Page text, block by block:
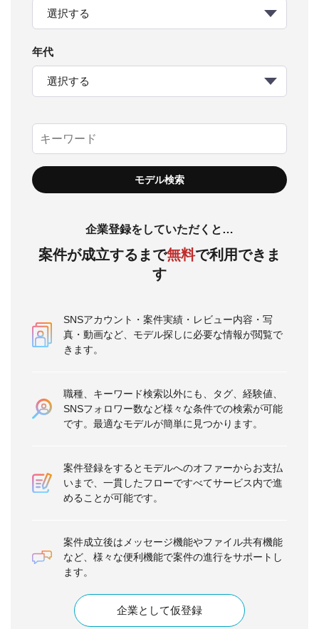
選択する
年代
選択する
企業登録をしていただくと…
案件が成立するまで無料で利用できま
す
SNSアカウント・案件実績・レビュー内容・写
真・動画など、モデル探しに必要な情報が閲覧で
きます。
職種、キーワード検索以外にも、タグ、経験値、
SNSフォロワー数など様々な条件での検索が可能
です。最適なモデルが簡単に見つかります。
案件登録をするとモデルへのオファーからお支払
いまで、一貫したフローですべてサービス内で進
めることが可能です。
案件成立後はメッセージ機能やファイル共有機能
など、様々な便利機能で案件の進行をサポートし
ます。
企業として仮登録